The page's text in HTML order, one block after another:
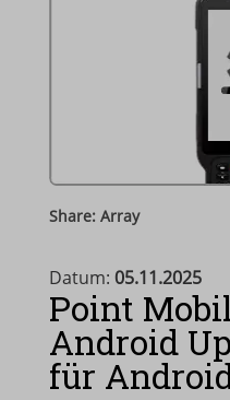
Share: Array
Datum: 05.11.2025
Point
Android
für